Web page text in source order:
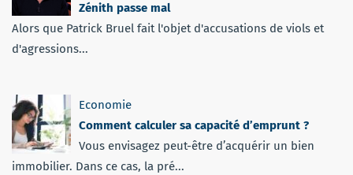
Zénith passe mal
Alors que Patrick Bruel fait l'objet d'accusations de viols et
d'agressions...
Economie
Comment calculer sa capacité d’emprunt ?
Vous envisagez peut-être d’acquérir un bien
immobilier. Dans ce cas, la pré...